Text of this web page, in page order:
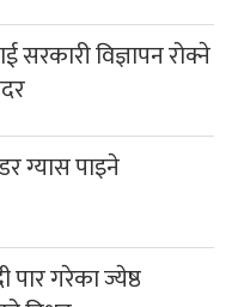
सरकारी विज्ञापन रोक्ने
ग्यास पाइने
गरेका ज्येष्ठ